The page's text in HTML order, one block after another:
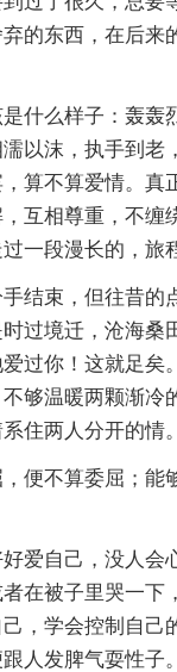
的东西，在后来
什么样子：轰轰
以沫，执手到老
算不算爱情。真
互相尊重，不缠
一段漫长的，旅
结束，但往昔的
过境迁，沧海桑
过你！这就足矣
够温暖两颗渐冷
住两人分开的情。
便不算委屈；能
爱自己，没人会
在被子里哭一下
，学会控制自己
人发脾气耍性子